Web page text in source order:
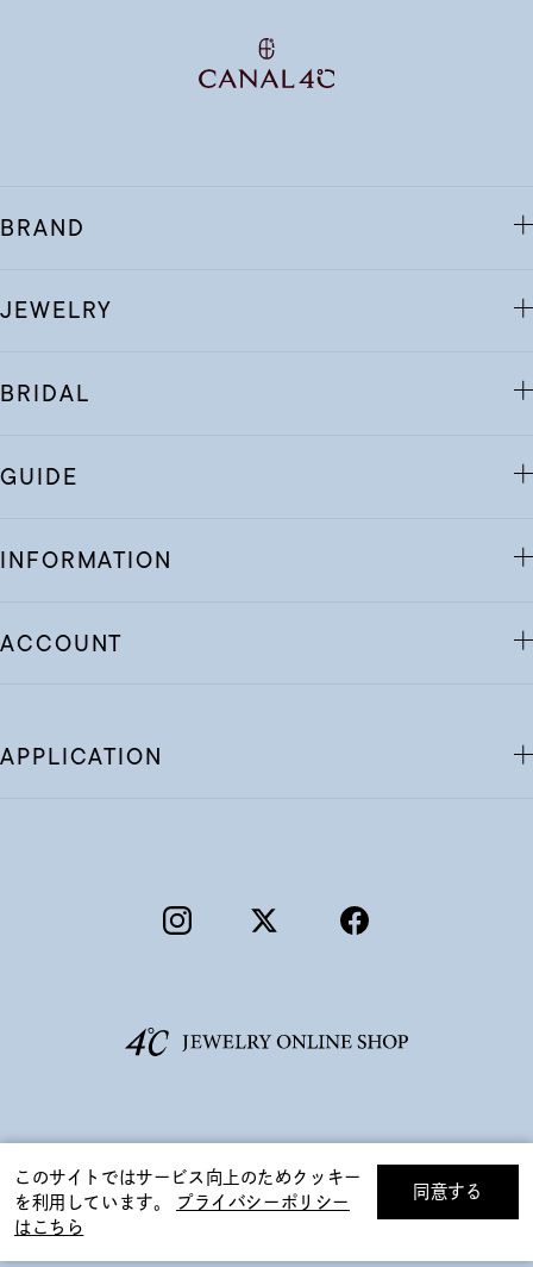
絞り込んで検索する
BRAND
JEWELRY
BRIDAL
GUIDE
INFORMATION
ACCOUNT
APPLICATION
このサイトではサービス向上のためクッキー
を利用しています。
プライバシーポリシー
はこちら
同意する